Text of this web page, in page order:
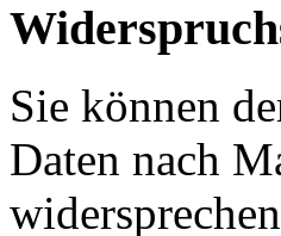
Sie können
Daten nach